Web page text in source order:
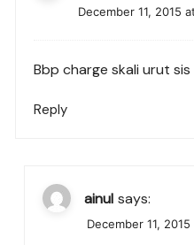
December 11, 2015
Bbp charge skali urut sis
Reply
ainul says:
December 11,